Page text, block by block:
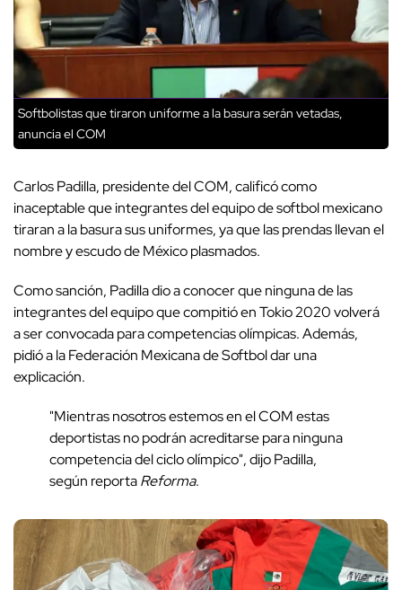
Softbolistas que tiraron uniforme a la basura serán vetadas,
anuncia el COM
Carlos Padilla, presidente del COM, calificó como
inaceptable que integrantes del equipo de softbol mexicano
tiraran a la basura sus uniformes, ya que las prendas llevan el
nombre y escudo de México plasmados.
Como sanción, Padilla dio a conocer que ninguna de las
integrantes del equipo que compitió en Tokio 2020 volverá
a ser convocada para competencias olímpicas. Además,
pidió a la Federación Mexicana de Softbol dar una
explicación.
"Mientras nosotros estemos en el COM estas
deportistas no podrán acreditarse para ninguna
competencia del ciclo olímpico", dijo Padilla,
según reportaReforma.